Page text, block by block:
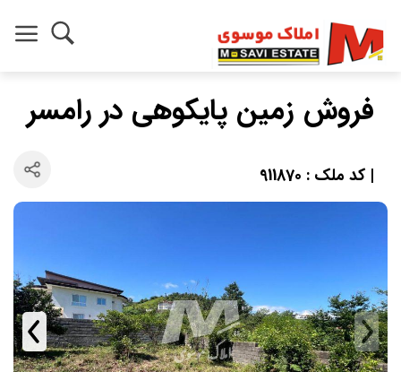
فروش زمین پایکوهی در رامسر
| کد ملک : 911870